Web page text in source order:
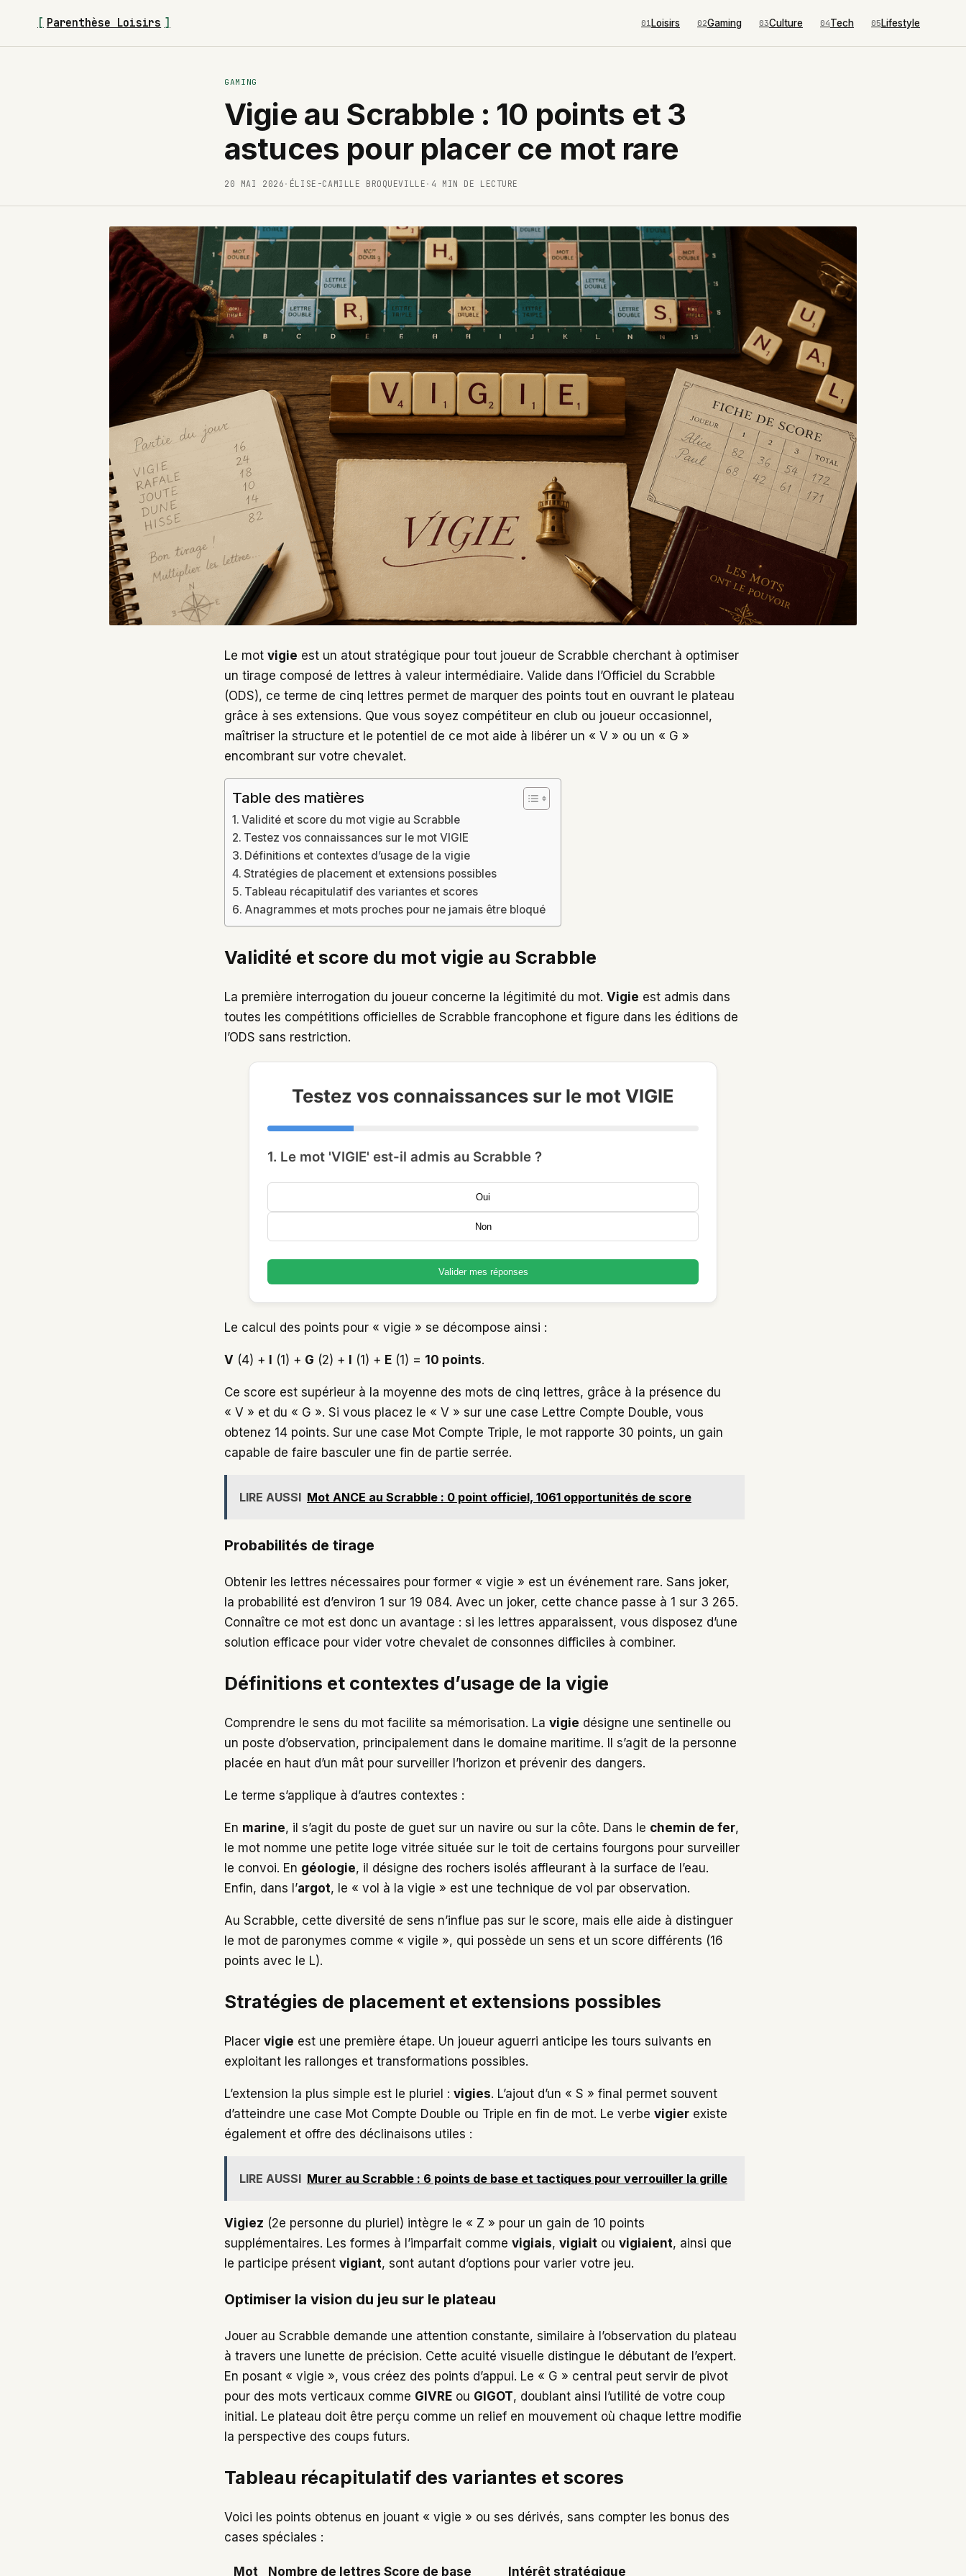
[ Parenthèse Loisirs ] 01 Loisirs 02Gaming 03Culture 04Tech 05 Lifestyle
GAMING
Vigie au Scrabble : 10 points et 3
astuces pour placer ce mot rare
20 MAI 2026 · ÉLISE-CAMILLE BROQUEVILLE · 4 MIN DE LECTURE
Le mot vigie est un atout stratégique pour tout joueur de Scrabble cherchant à optimiser
un tirage composé de lettres à valeur intermédiaire. Valide dans l’Officiel du Scrabble
(ODS), ce terme de cinq lettres permet de marquer des points tout en ouvrant le plateau
grâce à ses extensions. Que vous soyez compétiteur en club ou joueur occasionnel,
maîtriser la structure et le potentiel de ce mot aide à libérer un « V » ou un « G »
encombrant sur votre chevalet.
Table des matières
Validité et score du mot vigie au Scrabble
Testez vos connaissances sur le mot VIGIE
Définitions et contextes d’usage de la vigie
Stratégies de placement et extensions possibles
Tableau récapitulatif des variantes et scores
Anagrammes et mots proches pour ne jamais être bloqué
Validité et score du mot vigie au Scrabble
La première interrogation du joueur concerne la légitimité du mot. Vigie est admis dans
toutes les compétitions officielles de Scrabble francophone et figure dans les éditions de
l’ODS sans restriction.
Testez vos connaissances sur le mot VIGIE
1. Le mot 'VIGIE' est-il admis au Scrabble ?
Oui
Non
Valider mes réponses
Le calcul des points pour « vigie » se décompose ainsi :
V (4) + I (1) + G (2) + I (1) + E (1) = 10 points.
Ce score est supérieur à la moyenne des mots de cinq lettres, grâce à la présence du
« V » et du « G ». Si vous placez le « V » sur une case Lettre Compte Double, vous
obtenez 14 points. Sur une case Mot Compte Triple, le mot rapporte 30 points, un gain
capable de faire basculer une fin de partie serrée.
LIRE AUSSI Mot ANCE au Scrabble : 0 point officiel, 1061 opportunités de score
Probabilités de tirage
Obtenir les lettres nécessaires pour former « vigie » est un événement rare. Sans joker,
la probabilité est d’environ 1 sur 19 084. Avec un joker, cette chance passe à 1 sur 3 265.
Connaître ce mot est donc un avantage : si les lettres apparaissent, vous disposez d’une
solution efficace pour vider votre chevalet de consonnes difficiles à combiner.
Définitions et contextes d’usage de la vigie
Comprendre le sens du mot facilite sa mémorisation. La vigie désigne une sentinelle ou
un poste d’observation, principalement dans le domaine maritime. Il s’agit de la personne
placée en haut d’un mât pour surveiller l’horizon et prévenir des dangers.
Le terme s’applique à d’autres contextes :
En marine, il s’agit du poste de guet sur un navire ou sur la côte. Dans le chemin de fer,
le mot nomme une petite loge vitrée située sur le toit de certains fourgons pour surveiller
le convoi. En géologie, il désigne des rochers isolés affleurant à la surface de l’eau.
Enfin, dans l’argot, le « vol à la vigie » est une technique de vol par observation.
Au Scrabble, cette diversité de sens n’influe pas sur le score, mais elle aide à distinguer
le mot de paronymes comme « vigile », qui possède un sens et un score différents (16
points avec le L).
Stratégies de placement et extensions possibles
Placer vigie est une première étape. Un joueur aguerri anticipe les tours suivants en
exploitant les rallonges et transformations possibles.
L’extension la plus simple est le pluriel : vigies. L’ajout d’un « S » final permet souvent
d’atteindre une case Mot Compte Double ou Triple en fin de mot. Le verbe vigier existe
également et offre des déclinaisons utiles :
LIRE AUSSI Murer au Scrabble : 6 points de base et tactiques pour verrouiller la grille
Vigiez (2e personne du pluriel) intègre le « Z » pour un gain de 10 points
supplémentaires. Les formes à l’imparfait comme vigiais, vigiait ou vigiaient, ainsi que
le participe présent vigiant, sont autant d’options pour varier votre jeu.
Optimiser la vision du jeu sur le plateau
Jouer au Scrabble demande une attention constante, similaire à l’observation du plateau
à travers une lunette de précision. Cette acuité visuelle distingue le débutant de l’expert.
En posant « vigie », vous créez des points d’appui. Le « G » central peut servir de pivot
pour des mots verticaux comme GIVRE ou GIGOT, doublant ainsi l’utilité de votre coup
initial. Le plateau doit être perçu comme un relief en mouvement où chaque lettre modifie
la perspective des coups futurs.
Tableau récapitulatif des variantes et scores
Voici les points obtenus en jouant « vigie » ou ses dérivés, sans compter les bonus des
cases spéciales :
Mot Nombre de lettres Score de base Intérêt stratégique